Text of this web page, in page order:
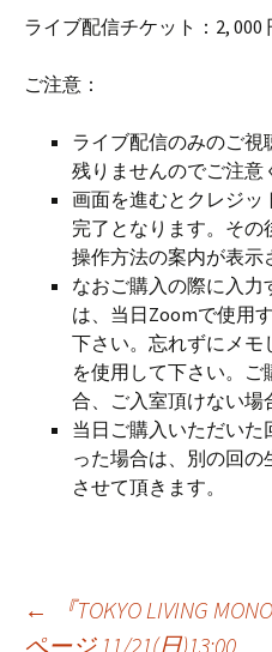
ライブ配信チケット：2, 000
ご注意：
ライブ配信のみのご
残りませんのでご注意
画面を進むとクレジッ
完了となります。その
操作方法の案内が表示
なおご購入の際に入
は、当日Zoomで使用
下さい。忘れずにメモ
を使用して下さい。
合、ご入室頂けない場
当日ご購入いただい
った場合は、別の回
させて頂きます。
投
←
『TOKYO LIVING
ページ 11/21(日)13:00